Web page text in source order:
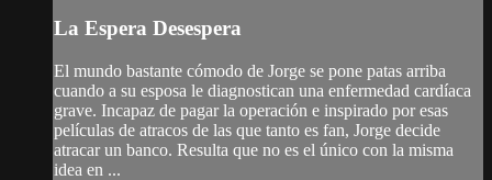
La Espera Desespera
El mundo bastante cómodo de Jorge se pone patas arriba
cuando a su esposa le diagnostican una enfermedad cardíaca
grave. Incapaz de pagar la operación e inspirado por esas
películas de atracos de las que tanto es fan, Jorge decide
atracar un banco. Resulta que no es el único con la misma
idea en ...